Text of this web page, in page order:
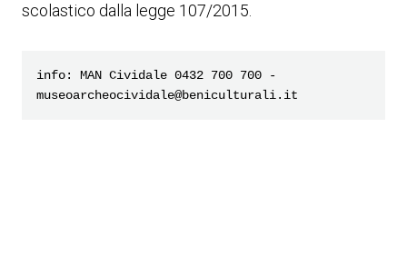
scolastico dalla legge 107/2015.
info: MAN Cividale 0432 700 700 -
museoarcheocividale@beniculturali.it